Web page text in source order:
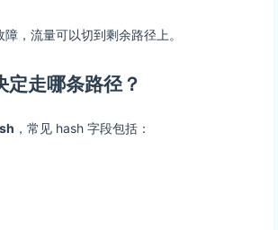
，流量可以切到剩余路径上。
定走哪条路径？
，常见 hash 字段包括：